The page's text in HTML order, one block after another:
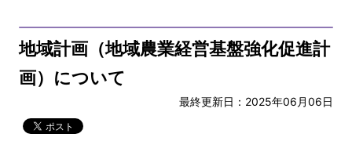
地域計画（地域農業経営基盤強化促進計
画）について
最終更新日：2025年06月06日